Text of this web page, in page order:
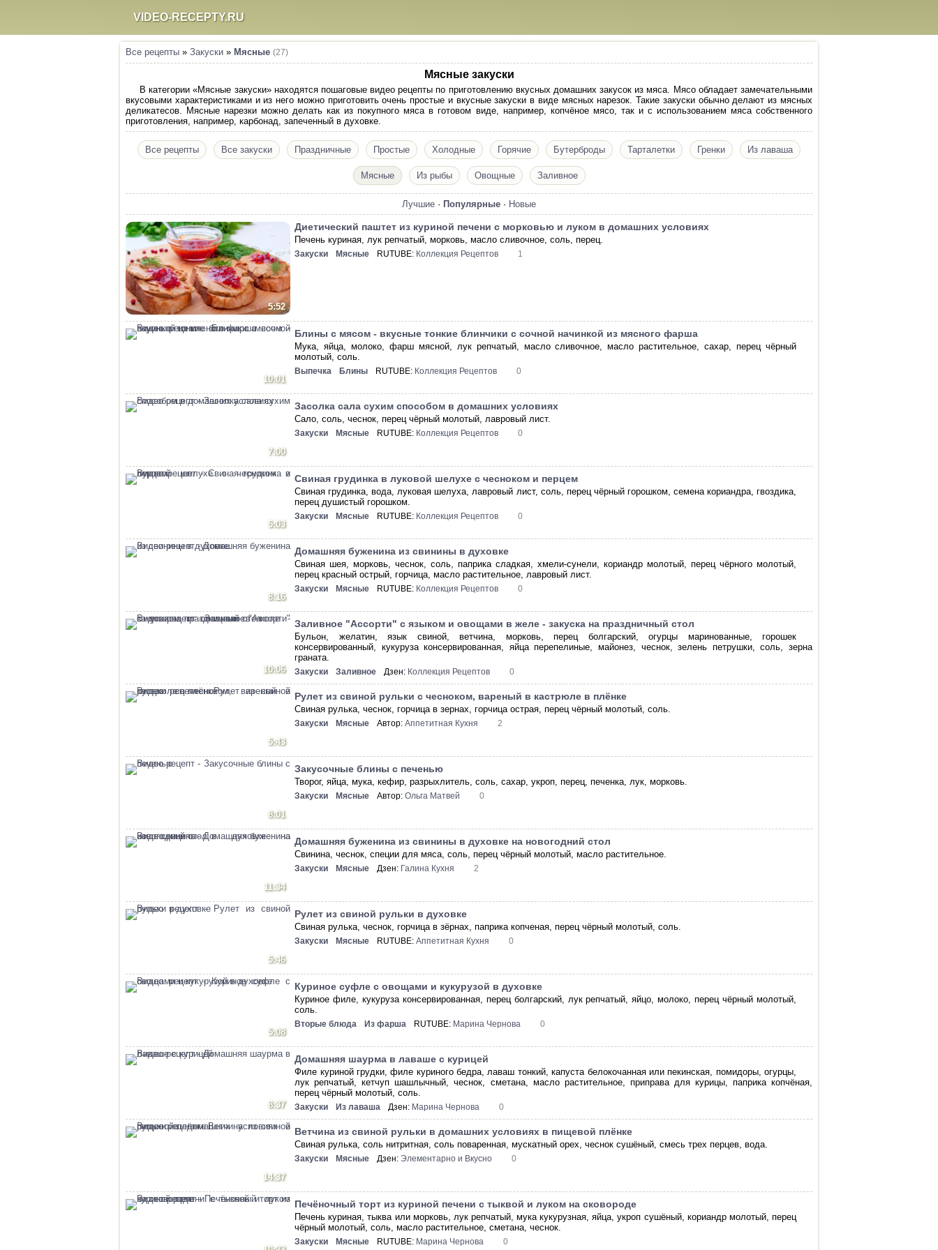
VIDEO-RECEPTY.RU
Все рецепты » Закуски » Мясные (27)
Мясные закуски
В категории «Мясные закуски» находятся пошаговые видео рецепты по приготовлению вкусных домашних закусок из мяса. Мясо обладает замечательными
вкусовыми характеристиками и из него можно приготовить очень простые и вкусные закуски в виде мясных нарезок. Такие закуски обычно делают из мясных
деликатесов. Мясные нарезки можно делать как из покупного мяса в готовом виде, например, копчёное мясо, так и с использованием мяса собственного
приготовления, например, карбонад, запеченный в духовке.
Все рецепты Все закуски Праздничные Простые Холодные Горячие Бутерброды Тарталетки Гренки Из лаваша
Мясные Из рыбы Овощные Заливное
Лучшие · Популярные · Новые
5:52
Диетический паштет из куриной печени с морковью и луком в домашних условиях
Печень куриная, лук репчатый, морковь, масло сливочное, соль, перец.
Закуски Мясные RUTUBE: Коллекция Рецептов 1
10:01
Блины с мясом - вкусные тонкие блинчики с сочной начинкой из мясного фарша
Мука, яйца, молоко, фарш мясной, лук репчатый, масло сливочное, масло растительное, сахар, перец чёрный
молотый, соль.
Выпечка Блины RUTUBE: Коллекция Рецептов 0
7:00
Засолка сала сухим способом в домашних условиях
Сало, соль, чеснок, перец чёрный молотый, лавровый лист.
Закуски Мясные RUTUBE: Коллекция Рецептов 0
5:03
Свиная грудинка в луковой шелухе с чесноком и перцем
Свиная грудинка, вода, луковая шелуха, лавровый лист, соль, перец чёрный горошком, семена кориандра, гвоздика,
перец душистый горошком.
Закуски Мясные RUTUBE: Коллекция Рецептов 0
8:16
Домашняя буженина из свинины в духовке
Свиная шея, морковь, чеснок, соль, паприка сладкая, хмели-сунели, кориандр молотый, перец чёрного молотый,
перец красный острый, горчица, масло растительное, лавровый лист.
Закуски Мясные RUTUBE: Коллекция Рецептов 0
10:06
Заливное "Ассорти" с языком и овощами в желе - закуска на праздничный стол
Бульон, желатин, язык свиной, ветчина, морковь, перец болгарский, огурцы маринованные, горошек
консервированный, кукуруза консервированная, яйца перепелиные, майонез, чеснок, зелень петрушки, соль, зерна
граната.
Закуски Заливное Дзен: Коллекция Рецептов 0
5:43
Рулет из свиной рульки с чесноком, вареный в кастрюле в плёнке
Свиная рулька, чеснок, горчица в зернах, горчица острая, перец чёрный молотый, соль.
Закуски Мясные Автор:Аппетитная Кухня 2
8:01
Закусочные блины с печенью
Творог, яйца, мука, кефир, разрыхлитель, соль, сахар, укроп, перец, печенка, лук, морковь.
Закуски Мясные Автор:Ольга Матвей 0
11:34
Домашняя буженина из свинины в духовке на новогодний стол
Свинина, чеснок, специи для мяса, соль, перец чёрный молотый, масло растительное.
Закуски Мясные Дзен: Галина Кухня 2
5:46
Рулет из свиной рульки в духовке
Свиная рулька, чеснок, горчица в зёрнах, паприка копченая, перец чёрный молотый, соль.
Закуски Мясные RUTUBE:Аппетитная Кухня 0
5:08
Куриное суфле с овощами и кукурузой в духовке
Куриное филе, кукуруза консервированная, перец болгарский, лук репчатый, яйцо, молоко, перец чёрный молотый,
соль.
Вторые блюда Из фарша RUTUBE: Марина Чернова 0
8:37
Домашняя шаурма в лаваше с курицей
Филе куриной грудки, филе куриного бедра, лаваш тонкий, капуста белокочанная или пекинская, помидоры, огурцы,
лук репчатый, кетчуп шашлычный, чеснок, сметана, масло растительное, приправа для курицы, паприка копчёная,
перец чёрный молотый, соль.
Закуски Из лаваша Дзен: Марина Чернова 0
14:37
Ветчина из свиной рульки в домашних условиях в пищевой плёнке
Свиная рулька, соль нитритная, соль поваренная, мускатный орех, чеснок сушёный, смесь трех перцев, вода.
Закуски Мясные Дзен: Элементарно и Вкусно 0
Печёночный торт из куриной печени с тыквой и луком на сковороде
Печень куриная, тыква или морковь, лук репчатый, мука кукурузная, яйца, укроп сушёный, кориандр молотый, перец
чёрный молотый, соль, масло растительное, сметана, чеснок.
Закуски Мясные RUTUBE: Марина Чернова 0